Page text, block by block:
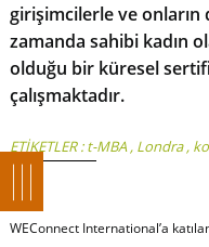
girişimcilerle ve
zamanda sahibi kadın
olduğu bir küresel
çalışmaktadır.
ETİKETLER :t-MBA, Londra,
WEConnect International’a